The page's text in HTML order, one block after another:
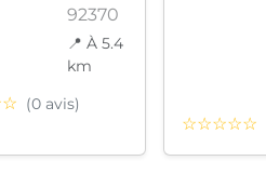
92370
📍 À 5.4
km
(0 avis)
☆☆☆☆☆